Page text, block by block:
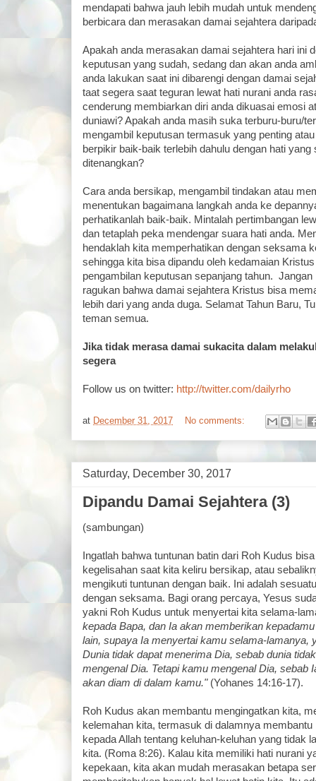
mendapati bahwa jauh lebih mudah untuk
berbicara dan merasakan damai sejahtera
Apakah anda merasakan damai sejahtera hari ini
keputusan yang sudah, sedang dan akan anda
anda lakukan saat ini dibarengi dengan damai
taat segera saat teguran lewat hati nurani anda
cenderung membiarkan diri anda dikuasai emosi
duniawi? Apakah anda masih suka terburu-buru/
mengambil keputusan termasuk yang penting
berpikir baik-baik terlebih dahulu dengan hati yang
ditenangkan?
Cara anda bersikap, mengambil tindakan atau
menentukan bagaimana langkah anda ke
perhatikanlah baik-baik. Mintalah pertimbangan
dan tetaplah peka mendengar suara hati anda.
hendaklah kita memperhatikan dengan seksama
sehingga kita bisa dipandu oleh kedamaian
pengambilan keputusan sepanjang tahun. Jangan
ragukan bahwa damai sejahtera Kristus bisa
lebih dari yang anda duga. Selamat Tahun Baru,
teman semua.
Jika tidak merasa damai sukacita dalam
segera
Follow us on twitter: http://twitter.com/dailyrho
at December 31, 2017 No comments:
Saturday, December 30, 2017
Dipandu Damai Sejahtera (3)
(sambungan)
Ingatlah bahwa tuntunan batin dari Roh Kudus
kegelisahan saat kita keliru bersikap, atau
mengikuti tuntunan dengan baik. Ini adalah
dengan seksama. Bagi orang percaya, Yesus
yakni Roh Kudus untuk menyertai kita selama-
kepada Bapa, dan Ia akan memberikan
lain, supaya Ia menyertai kamu selama-lamanya,
Dunia tidak dapat menerima Dia, sebab dunia
mengenal Dia. Tetapi kamu mengenal Dia, sebab
akan diam di dalam kamu." (Yohanes 14:16-17).
Roh Kudus akan membantu mengingatkan kita,
kelemahan kita, termasuk di dalamnya
kepada Allah tentang keluhan-keluhan yang tidak
kita. (Roma 8:26). Kalau kita memiliki hati nurani
kepekaan, kita akan mudah merasakan betapa